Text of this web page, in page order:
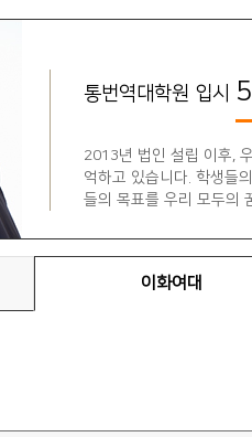
통번역대학원 입시
2013년 법인 설립 이후,
억하고 있습니다. 학생들
들의 목표를 우리 모두의
이화여대